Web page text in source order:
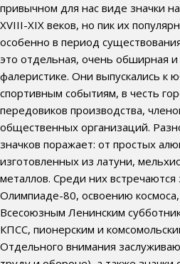
привычном для нас виде значки
XVIII-XIX веков, но пик их
особенно в период
это отдельная, очень обширная и
фалеристике. Они выпускались к
спортивным событиям, в честь
передовиков производства,
общественных организаций.
значков поражает: от простых
изготовленных из латуни,
металлов. Среди них
Олимпиаде-80, освоению
Всесоюзным Ленинским
КПСС, пионерским и
Отдельного внимания